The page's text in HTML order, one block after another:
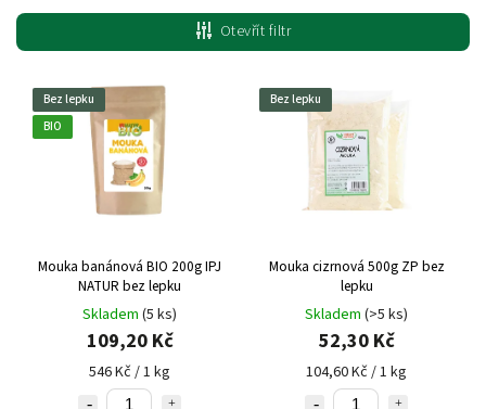
Nejlevnější
Nejdražší
Nejprodávanější
Otevřít filtr
Bez lepku
BIO
Mouka banánová BIO 200g IPJ
NATUR bez lepku
Skladem (5 ks)
109,20 Kč
546 Kč / 1 kg
Bez lepku
Mouka cizrnová 500g ZP bez
lepku
Skladem (>5 ks)
52,30 Kč
104,60 Kč / 1 kg